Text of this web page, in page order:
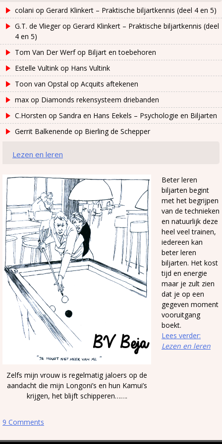
colani op Gerard Klinkert – Praktische biljartkennis (deel 4 en 5)
G.T. de Vliegerop Gerard Klinkert – Praktische biljartkennis (deel
4 en 5)
Tom Van Der Werfop Biljart en toebehoren
Estelle Vultink op Hans Vultink
Toon van Opstal op Acquits aftekenen
max op Diamonds rekensysteem driebanden
C.Horsten op Sandra en Hans Eekels – Psychologie en Biljarten
Gerrit Balkenende op Bierling de Schepper
Lezen en leren
Zelfs mijn vrouw is regelmatig jaloers op de
aandacht die mijn Longoni’s en hun Kamui’s
krijgen, het blijft schipperen…….
Beter leren
biljarten begint
met het begrijpen
van de technieken
en natuurlijk deze
heel veel trainen,
iedereen kan
beter leren
biljarten. Het kost
tijd en energie
maar je zult zien
dat je op een
gegeven moment
vooruitgang
boekt.
Lees verder:
Lezen en leren
9 Comments